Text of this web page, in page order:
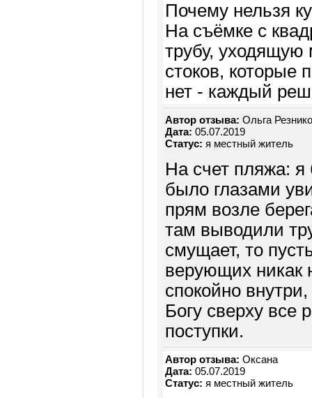
Почему нельзя
На съёмке с
трубу, уходящую
стоков, которые
нет - каждый
Автор отзыва: Ольга
Дата: 05.07.2019
Статус: я местный житель
На счет пляжа:
было глазами
прям возле
там выводили
смущает, то
верующих никак
спокойно
Богу сверху все
поступки.
Автор отзыва: Оксана
Дата: 05.07.2019
Статус: я местный житель